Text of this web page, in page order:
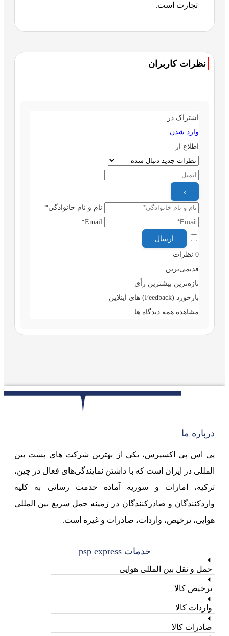
تجارت است.
نظرات کاربران
اشتراک در
وارد شدن
اطلاع از
نام و نام خانوادگی*
Email*
0 نظرات
قدیمی‌ترین
تازه‌ترین بیشترین رأی
بازخورد (Feedback) های اینلاین
مشاهده همه دیدگاه ها
درباره ما
پی اس پی اکسپرس، یکی از بهترین شرکت های پست بین
المللی در ایران است که با داشتن نمایندگی‌های فعال در چین،
ترکیه، امارات و سوریه آماده خدمت رسانی به کلیه
واردکنندگان و صادرکنندگان در زمینه حمل سریع بین المللی
هوایی، ترخیص، واردات، صادرات و غیره است.
خدمات psp express
حمل و نقل بین المللی هوایی
ترخیص کالا
واردات کالا
صادرات کالا